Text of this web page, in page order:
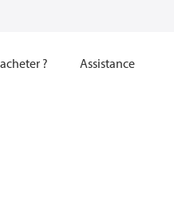
? Assistance